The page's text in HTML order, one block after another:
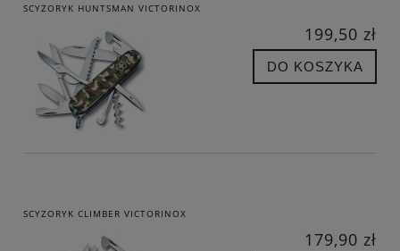
SCYZORYK HUNTSMAN VICTORINOX
199,50 zł
DO KOSZYKA
SCYZORYK CLIMBER VICTORINOX
179,90 zł